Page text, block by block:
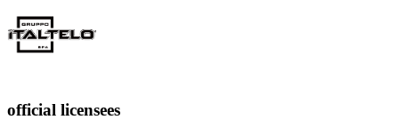
official licensees